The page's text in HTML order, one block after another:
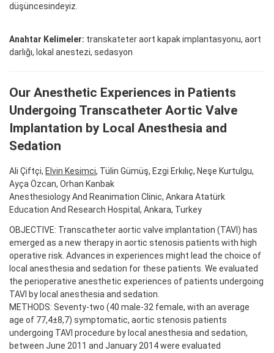
düşüncesindeyiz.
Anahtar Kelimeler: transkateter aort kapak implantasyonu, aort
darlığı, lokal anestezi, sedasyon
Our Anesthetic Experiences in Patients
Undergoing Transcatheter Aortic Valve
Implantation by Local Anesthesia and
Sedation
Ali Çiftçi, Elvin Kesimci, Tülin Gümüş, Ezgi Erkılıç, Neşe Kurtulgu,
Ayça Özcan, Orhan Kanbak
Anesthesiology And Reanimation Clinic, Ankara Atatürk
Education And Research Hospital, Ankara, Turkey
OBJECTIVE: Transcatheter aortic valve implantation (TAVI) has
emerged as a new therapy in aortic stenosis patients with high
operative risk. Advances in experiences might lead the choice of
local anesthesia and sedation for these patients. We evaluated
the perioperative anesthetic experiences of patients undergoing
TAVI by local anesthesia and sedation.
METHODS: Seventy-two (40 male-32 female, with an average
age of 77,4±8,7) symptomatic, aortic stenosis patients
undergoing TAVI procedure by local anesthesia and sedation,
between June 2011 and January 2014 were evaluated